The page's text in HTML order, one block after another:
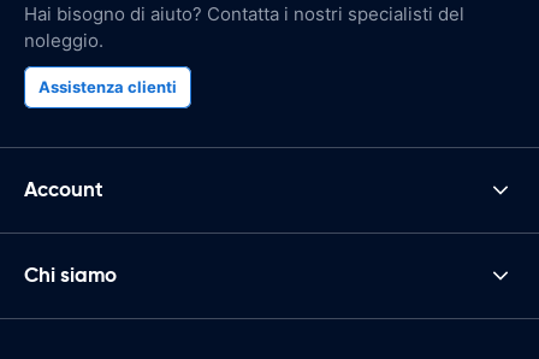
Hai bisogno di aiuto? Contatta i nostri specialisti del
noleggio.
Assistenza clienti
Account
Chi siamo